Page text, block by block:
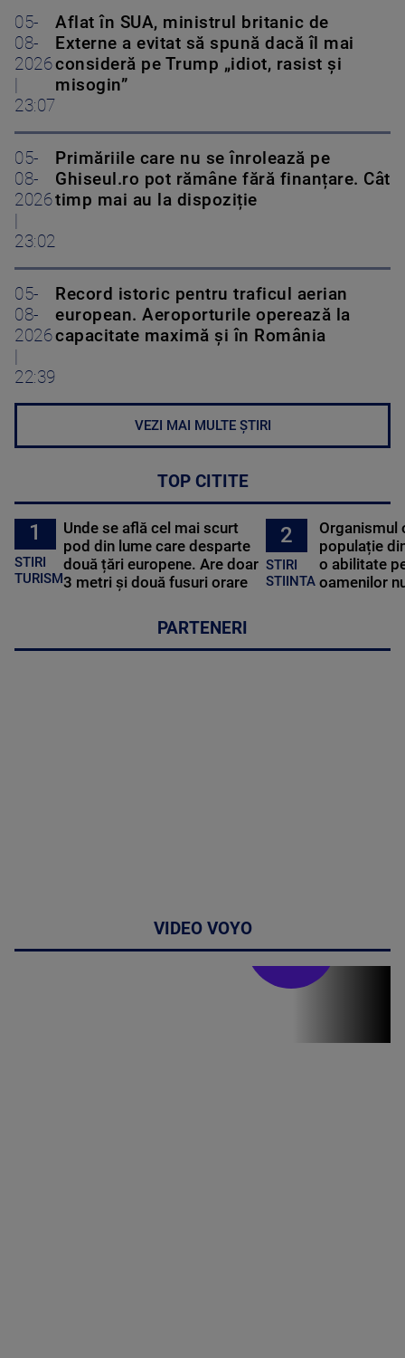
05-
08-
2026
23:07
Aflat în SUA, ministrul britanic de
Externe a evitat să spună dacă îl mai
consideră pe Trump „idiot, rasist și
misogin”
05-
08-
2026
23:02
Primăriile care nu se înrolează pe
Ghiseul.ro pot rămâne fără finanțare. Cât
timp mai au la dispoziție
05-
08-
2026
22:39
Record istoric pentru traficul aerian
european. Aeroporturile operează la
capacitate maximă și în România
VEZI MAI MULTE ȘTIRI
TOP CITITE
1
STIRI
TURISM
Unde se află cel mai scurt
pod din lume care desparte
două țări europene. Are doar
3 metri și două fusuri orare
2
STIRI
STIINTA
Organismul
populație
o abilitate
oamenilor
PARTENERI
VIDEO VOYO